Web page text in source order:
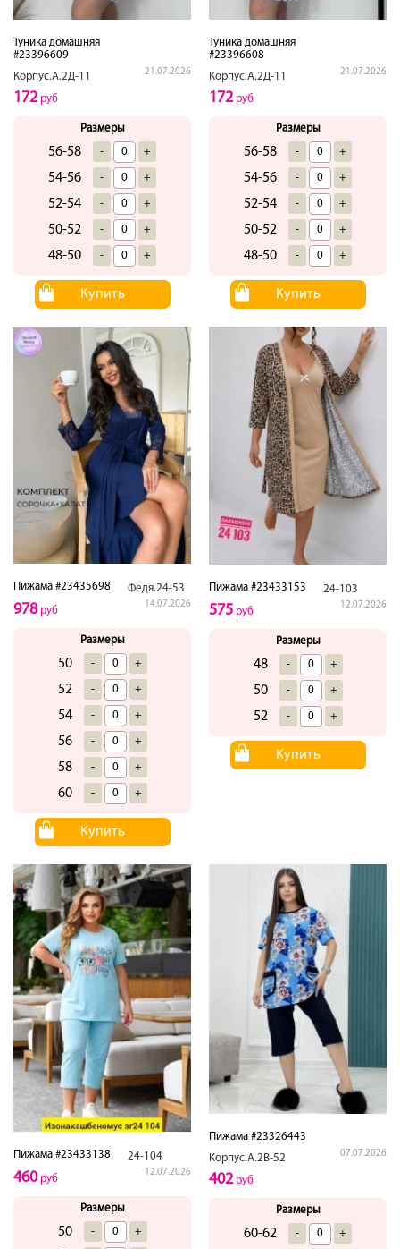
Туника домашняя
#23396609
Корпус.А.2Д-11
21.07.2026
172руб
Размеры
56-58 - +
54-56 - +
52-54 - +
50-52 - +
48-50 - +
Купить
Туника домашняя
#23396608
Корпус.А.2Д-11
21.07.2026
172руб
Размеры
56-58 - +
54-56 - +
52-54 - +
50-52 - +
48-50 - +
Купить
Пижама #23435698 Федя.24-53
14.07.2026
978руб
Размеры
50 - +
52 - +
54 - +
56 - +
58 - +
60 - +
Купить
Пижама #23433153 24-103
12.07.2026
575 руб
Размеры
48 - +
50 - +
52 - +
Купить
Пижама #23433138 24-104
12.07.2026
460руб
Размеры
50 - +
Пижама #23326443
Корпус.А.2В-52
07.07.2026
402руб
Размеры
60-62 - +